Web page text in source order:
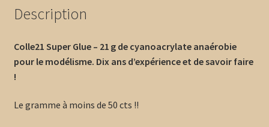
Description
Colle21 Super Glue – 21 g de cyanoacrylate anaérobie
pour le modélisme. Dix ans d’expérience et de savoir faire
!
Le gramme à moins de 50 cts !!